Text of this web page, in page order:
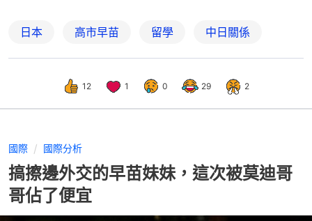
日本 高市早苗 留學 中日關係
12 1 0 29 2
國際 國際分析
搞擦邊外交的早苗妹妹，這次被莫迪哥
哥佔了便宜